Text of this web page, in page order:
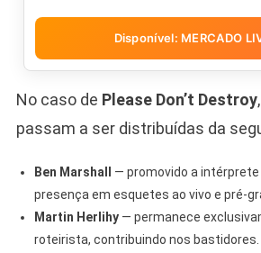
Disponível: MERCADO
No caso de Please Don’t Destroy
passam a ser distribuídas da
Ben Marshall
— promovido a intérprete
presença em esquetes ao vivo e pré-
Martin Herlihy— permanece
roteirista, contribuindo nos bastidores.